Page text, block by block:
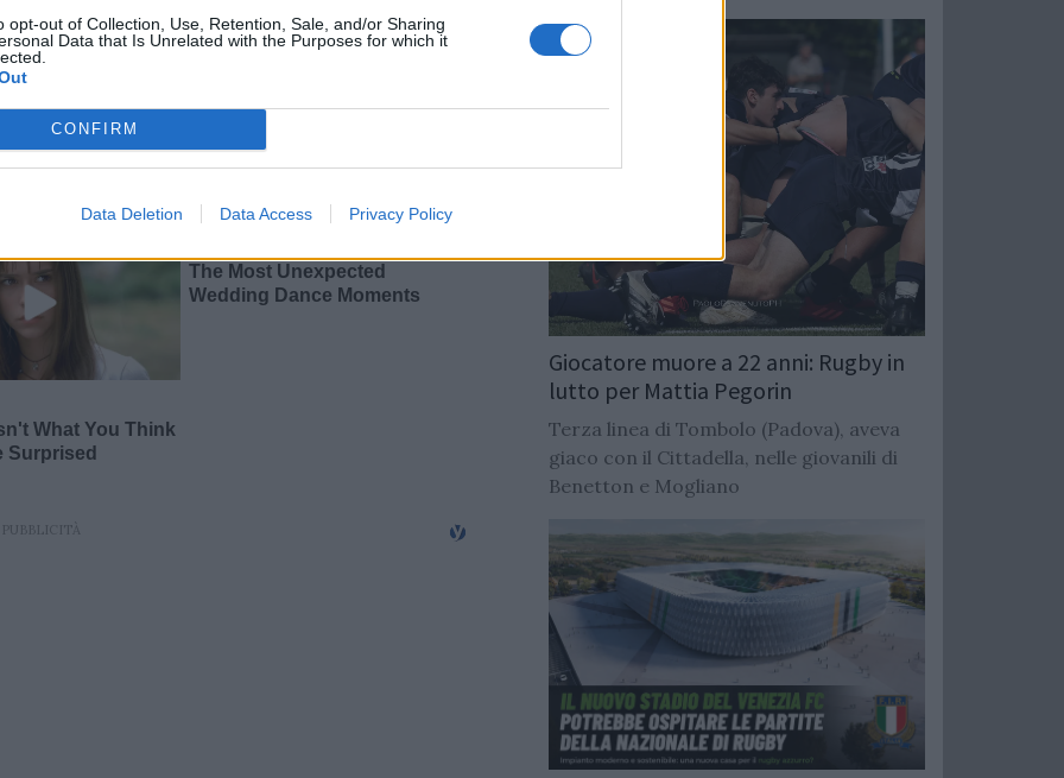
opt-out of Collection, Use, Retention, Sale, and/or Sharing
Data that Is Unrelated with the Purposes for which it
CONFIRM
Data Deletion Data Access Privacy Policy
passa su La
, due volte campione nelle ultime due
Giocatore muore a 22 anni: Rugby in
lutto per Mattia Pegorin
Terza linea di Tombolo (Padova), aveva
giaco con il Cittadella, nelle giovanili di
Benetton e Mogliano